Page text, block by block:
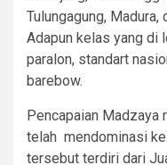
Tulungagung, Madura,
Adapun kelas yang di
paralon, standart
barebow.
Pencapaian Madzaya
telah mendominasi
tersebut terdiri dari